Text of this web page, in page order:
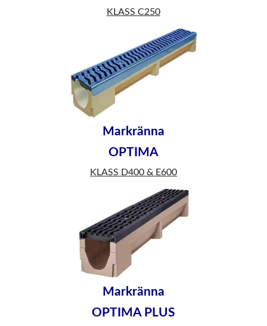
KLASS C250
Markränna
OPTIMA
KLASS D400 & E600
Markränna
OPTIMA PLUS